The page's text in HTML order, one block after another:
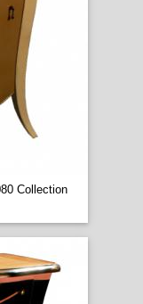
Collection